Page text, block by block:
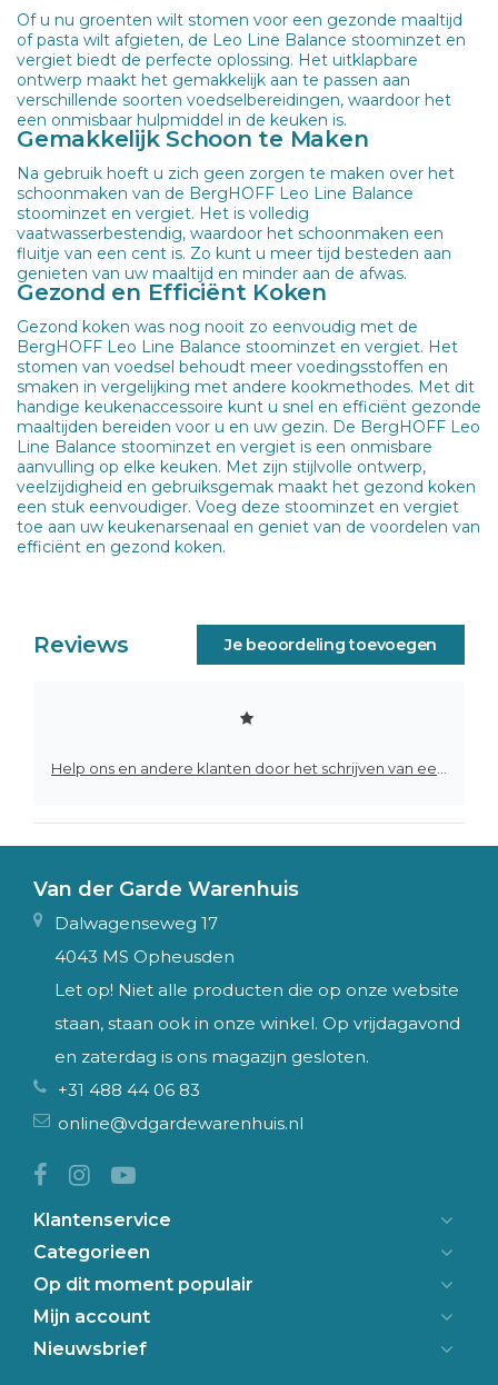
Of u nu groenten wilt stomen voor een gezonde maaltijd
of pasta wilt afgieten, de Leo Line Balance stoominzet en
vergiet biedt de perfecte oplossing. Het uitklapbare
ontwerp maakt het gemakkelijk aan te passen aan
verschillende soorten voedselbereidingen, waardoor het
een onmisbaar hulpmiddel in de keuken is.
Gemakkelijk Schoon te Maken
Na gebruik hoeft u zich geen zorgen te maken over het
schoonmaken van de BergHOFF Leo Line Balance
stoominzet en vergiet. Het is volledig
vaatwasserbestendig, waardoor het schoonmaken een
fluitje van een cent is. Zo kunt u meer tijd besteden aan
genieten van uw maaltijd en minder aan de afwas.
Gezond en Efficiënt Koken
Gezond koken was nog nooit zo eenvoudig met de
BergHOFF Leo Line Balance stoominzet en vergiet. Het
stomen van voedsel behoudt meer voedingsstoffen en
smaken in vergelijking met andere kookmethodes. Met dit
handige keukenaccessoire kunt u snel en efficiënt gezonde
maaltijden bereiden voor u en uw gezin. De BergHOFF Leo
Line Balance stoominzet en vergiet is een onmisbare
aanvulling op elke keuken. Met zijn stijlvolle ontwerp,
veelzijdigheid en gebruiksgemak maakt het gezond koken
een stuk eenvoudiger. Voeg deze stoominzet en vergiet
toe aan uw keukenarsenaal en geniet van de voordelen van
efficiënt en gezond koken.
Reviews Je beoordeling toevoegen
Van der Garde Warenhuis
Dalwagenseweg 17
4043 MS Opheusden
Let op! Niet alle producten die op onze website
staan, staan ook in onze winkel. Op vrijdagavond
en zaterdag is ons magazijn gesloten.
+31 488 44 06 83
online@vdgardewarenhuis.nl
Klantenservice
Categorieen
Op dit moment populair
Mijn account
Nieuwsbrief